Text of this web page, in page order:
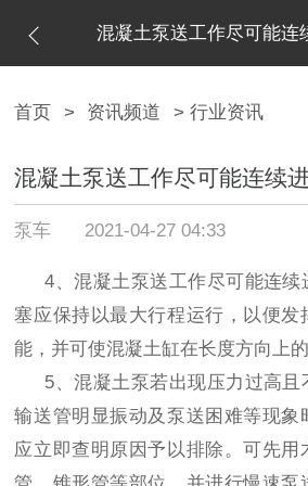
混凝土泵送工作尽可能连
首页 > 资讯频道 > 行业资讯
混凝土泵送工作尽可能连续
泵车 2021-04-27 04:33
4、混凝土泵送工作尽可能连
塞应保持以最大行程运行，以便发
能，并可使混凝土缸在长度方向上的
5、混凝土泵若出现压力过高且
输送管明显振动及泵送困难等现象
应立即查明原因予以排除。可先用